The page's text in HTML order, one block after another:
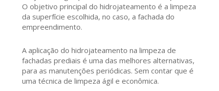
O objetivo principal do hidrojateamento é a limpeza
da superfície escolhida, no caso, a fachada do
empreendimento.
A aplicação do hidrojateamento na limpeza de
fachadas prediais é uma das melhores alternativas,
para as manutenções periódicas. Sem contar que é
uma técnica de limpeza ágil e econômica.